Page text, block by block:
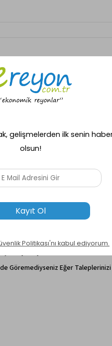
Çelik Kapak Askısı1 Parça Makas
Bazı Püf Noktalar Vardır;
Keyfini Çıkarın.
Göremediyseniz Eğer